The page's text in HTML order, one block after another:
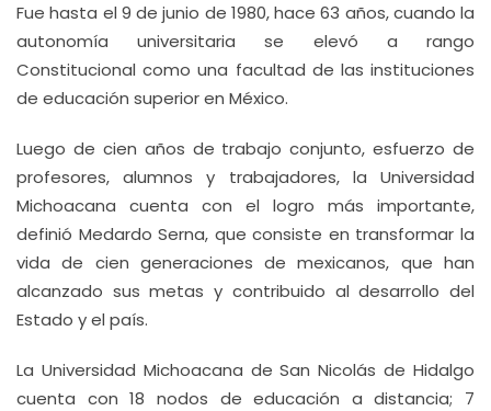
Fue hasta el 9 de junio de 1980, hace 63 años, cuando la
autonomía universitaria se elevó a rango
Constitucional como una facultad de las instituciones
de educación superior en México.
Luego de cien años de trabajo conjunto, esfuerzo de
profesores, alumnos y trabajadores, la Universidad
Michoacana cuenta con el logro más importante,
definió Medardo Serna, que consiste en transformar la
vida de cien generaciones de mexicanos, que han
alcanzado sus metas y contribuido al desarrollo del
Estado y el país.
La Universidad Michoacana de San Nicolás de Hidalgo
cuenta con 18 nodos de educación a distancia; 7